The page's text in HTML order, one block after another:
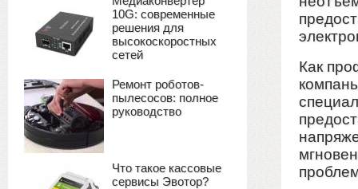
10G: современные
решения для
высокоскоростных
сетей
Ремонт роботов-
пылесосов: полное
руководство
Что такое кассовые
сервисы Эвотор?
Как